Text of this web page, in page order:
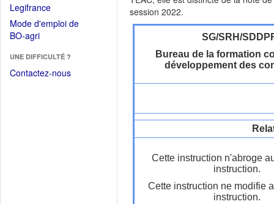
Legifrance(Ouvrir
dans
une
fenêtre)
Mode d'emploi de
BO-agri(Ouvrir
une
nouvelle
UNE DIFFICULTÉ ?
Contactez-nous
session 2022.
SG/SRH/
Bureau de la formation
développement des
Cette instruction n'abroge
instruction.
Cette instruction ne modifie
instruction.